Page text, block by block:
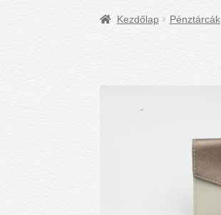
Kezdőlap Pénztárcák